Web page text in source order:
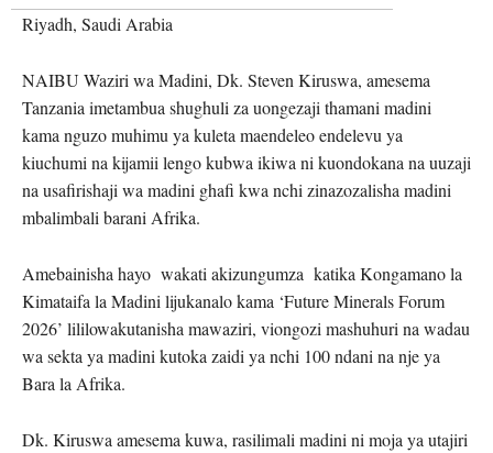
Riyadh, Saudi Arabia
NAIBU Waziri wa Madini, Dk. Steven Kiruswa, amesema
Tanzania imetambua shughuli za uongezaji thamani madini
kama nguzo muhimu ya kuleta maendeleo endelevu ya
kiuchumi na kijamii lengo kubwa ikiwa ni kuondokana na uuzaji
na usafirishaji wa madini ghafi kwa nchi zinazozalisha madini
mbalimbali barani Afrika.
Amebainisha hayo wakati akizungumza katika Kongamano la
Kimataifa la Madini lijukanalo kama ‘Future Minerals Forum
2026’ lililowakutanisha mawaziri, viongozi mashuhuri na wadau
wa sekta ya madini kutoka zaidi ya nchi 100 ndani na nje ya
Bara la Afrika.
Dk. Kiruswa amesema kuwa, rasilimali madini ni moja ya utajiri